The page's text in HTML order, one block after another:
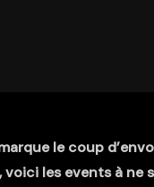
le coup
les events à